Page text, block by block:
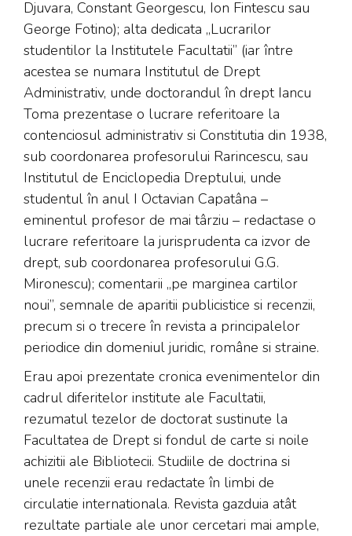
Djuvara, Constant Georgescu, Ion Fintescu sau
George Fotino); alta dedicata „Lucrarilor
studentilor la Institutele Facultatii” (iar între
acestea se numara Institutul de Drept
Administrativ, unde doctorandul în drept Iancu
Toma prezentase o lucrare referitoare la
contenciosul administrativ si Constitutia din 1938,
sub coordonarea profesorului Rarincescu, sau
Institutul de Enciclopedia Dreptului, unde
studentul în anul I Octavian Capatâna –
eminentul profesor de mai târziu – redactase o
lucrare referitoare la jurisprudenta ca izvor de
drept, sub coordonarea profesorului G.G.
Mironescu); comentarii „pe marginea cartilor
noui”, semnale de aparitii publicistice si recenzii,
precum si o trecere în revista a principalelor
periodice din domeniul juridic, române si straine.
Erau apoi prezentate cronica evenimentelor din
cadrul diferitelor institute ale Facultatii,
rezumatul tezelor de doctorat sustinute la
Facultatea de Drept si fondul de carte si noile
achizitii ale Bibliotecii. Studiile de doctrina si
unele recenzii erau redactate în limbi de
circulatie internationala. Revista gazduia atât
rezultate partiale ale unor cercetari mai ample,